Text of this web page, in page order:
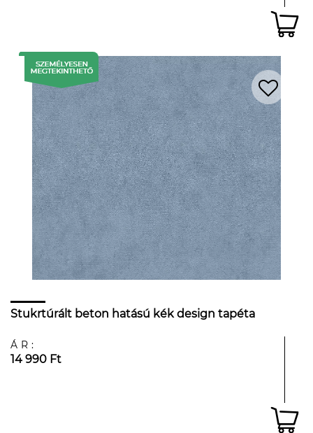
Stukrtúrált beton hatású kék design tapéta
ÁR:
14 990 Ft